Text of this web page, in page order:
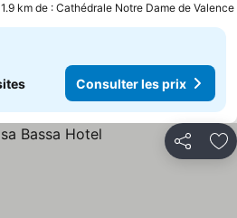
km de : Cathédrale Notre Dame de Valence
Consulter les prix
Partager